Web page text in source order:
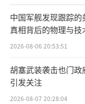
中国军舰发现跟踪
真相背后的物理与技
2026-08-06 20:53:51
胡塞武装袭击也门
引发关注
2026-08-07 20:28:04